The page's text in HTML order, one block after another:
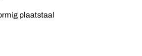
plaatstaal